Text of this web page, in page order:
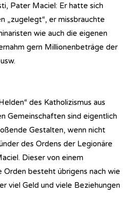
Pater Maciel: Er hatte sich
„zugelegt“, er missbrauchte
wie auch die eigenen
gern Millionenbeträge der
des Katholizismus aus
Gemeinschaften sind eigentlich
Gestalten, wenn nicht
des Ordens der Legionäre
Dieser von einem
besteht übrigens nach wie
viel Geld und viele Beziehungen